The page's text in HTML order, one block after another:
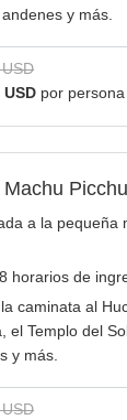
y más.
por persona
Machu
a la pequeña
horarios de
caminata al
el Templo del
y más.